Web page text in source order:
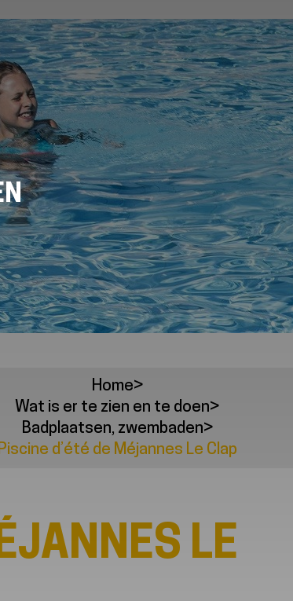
Home>
Wat is er te zien en te doen>
Badplaatsen, zwembaden>
Piscine d’été de Méjannes Le Clap
LE